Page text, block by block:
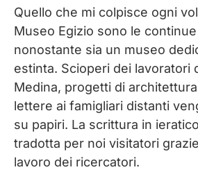
Egizio di Torino
Biglietti per il Museo
Come raggiungere il
Torino
Dove dormire a Torino
Quello che mi colpisce ogni
Museo Egizio sono le
nonostante sia un museo
estinta. Scioperi dei lavoratori
Medina, progetti di
lettere ai famigliari distanti
su papiri. La scrittura in
tradotta per noi visitatori
lavoro dei ricercatori.